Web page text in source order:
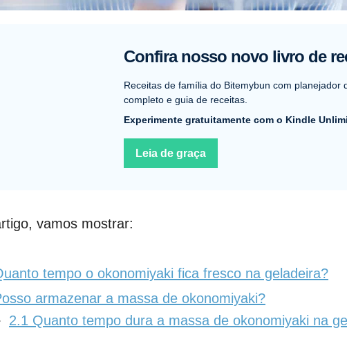
Confira nosso novo livro de
Receitas de família do Bitemybun com planejador
completo e guia de receitas.
Experimente gratuitamente com o Kindle
Leia de graça
vamos mostrar:
tempo o okonomiyaki fica fresco na geladeira?
armazenar a massa de okonomiyaki?
2.1 Quanto tempo dura a massa de okonomiyaki na